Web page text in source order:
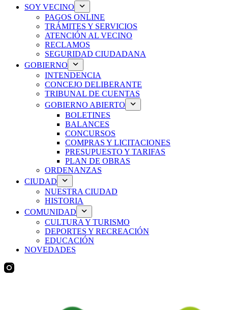
SOY VECINO
PAGOS ONLINE
TRÁMITES Y SERVICIOS
ATENCIÓN AL VECINO
RECLAMOS
SEGURIDAD CIUDADANA
GOBIERNO
INTENDENCIA
CONCEJO DELIBERANTE
TRIBUNAL DE CUENTAS
GOBIERNO ABIERTO
BOLETINES
BALANCES
CONCURSOS
COMPRAS Y LICITACIONES
PRESUPUESTO Y TARIFAS
PLAN DE OBRAS
ORDENANZAS
CIUDAD
NUESTRA CIUDAD
HISTORIA
COMUNIDAD
CULTURA Y TURISMO
DEPORTES Y RECREACIÓN
EDUCACIÓN
NOVEDADES